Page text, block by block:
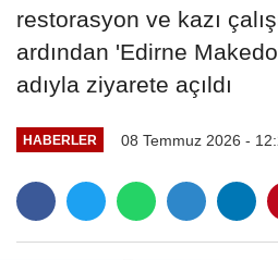
restorasyon ve kazı
ardından 'Edirne
adıyla ziyarete açıldı
HABERLER 08 Temmuz 2026 -